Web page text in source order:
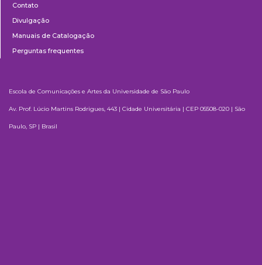
Contato
Divulgação
Manuais de Catalogação
Perguntas frequentes
Escola de Comunicações e Artes da Universidade de São Paulo
Av. Prof. Lúcio Martins Rodrigues, 443 | Cidade Universitária | CEP 05508-020 | São
Paulo, SP | Brasil